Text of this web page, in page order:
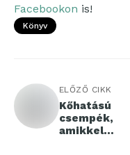
Facebookon is!
Könyv
ELŐZŐ CIKK
Kőhatású
csempék,
amikkel